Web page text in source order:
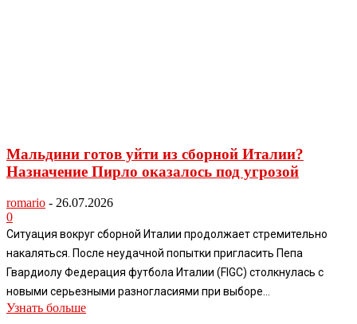
Мальдини готов уйти из сборной Италии?
Назначение Пирло оказалось под угрозой
romario - 26.07.2026
0
Ситуация вокруг сборной Италии продолжает стремительно
накаляться. После неудачной попытки пригласить Пепа
Гвардиолу Федерация футбола Италии (FIGC) столкнулась с
новыми серьезными разногласиями при выборе...
Узнать больше